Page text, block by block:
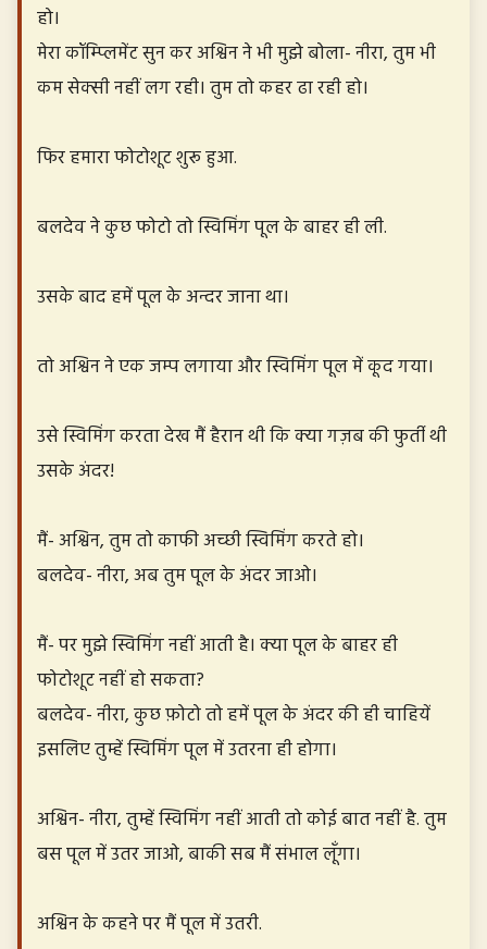
हो।
मेरा कॉम्प्लिमेंट सुन कर अश्विन ने भी मुझे बोला- नीरा, तुम भी
कम सेक्सी नहीं लग रही। तुम तो कहर ढा रही हो।
फिर हमारा फोटोशूट शुरू हुआ.
बलदेव ने कुछ फोटो तो स्विमिंग पूल के बाहर ही ली.
उसके बाद हमें पूल के अन्दर जाना था।
तो अश्विन ने एक जम्प लगाया और स्विमिंग पूल में कूद गया।
उसे स्विमिंग करता देख मैं हैरान थी कि क्या गज़ब की फुर्ती थी
उसके अंदर!
मैं- अश्विन, तुम तो काफी अच्छी स्विमिंग करते हो।
बलदेव- नीरा, अब तुम पूल के अंदर जाओ।
मैं- पर मुझे स्विमिंग नहीं आती है। क्या पूल के बाहर ही
फोटोशूट नहीं हो सकता?
बलदेव- नीरा, कुछ फ़ोटो तो हमें पूल के अंदर की ही चाहियें
इसलिए तुम्हें स्विमिंग पूल में उतरना ही होगा।
अश्विन- नीरा, तुम्हें स्विमिंग नहीं आती तो कोई बात नहीं है. तुम
बस पूल में उतर जाओ, बाकी सब मैं संभाल लूँगा।
अश्विन के कहने पर मैं पूल में उतरी.